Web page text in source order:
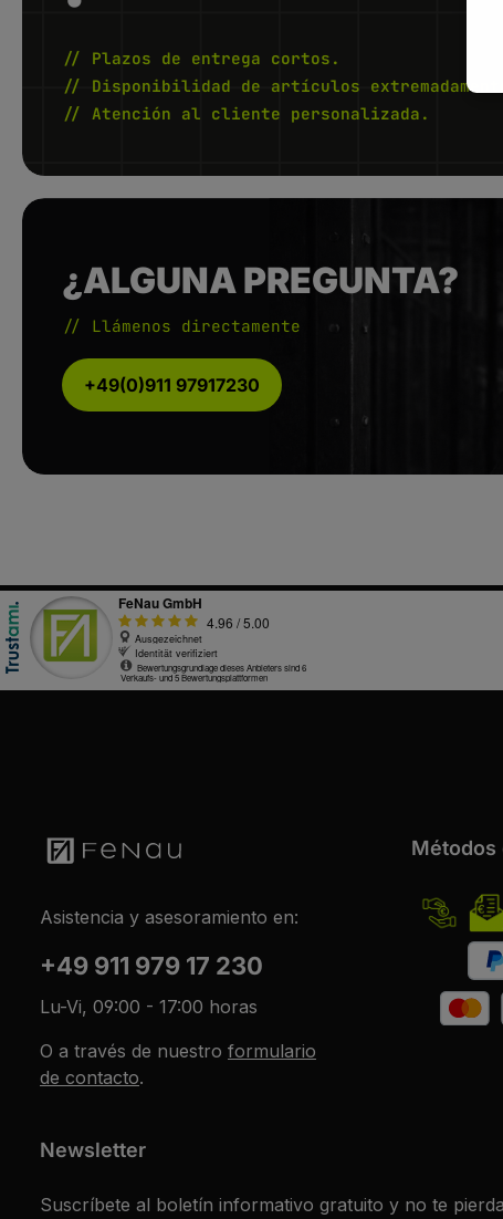
// Plazos de entrega cortos.
// Disponibilidad de artículos
// Atención al cliente personalizada.
¿ALGUNA PREGUNTA?
// Llámenos directamente
+49(0)911 97917230
Asistencia y asesoramiento en:
+49 911 979 17 230
Lu-Vi, 09:00 - 17:00 horas
O a través de nuestro formulario
de contacto.
Métodos
Newsletter
Suscríbete al boletín informativo gratuito y no te